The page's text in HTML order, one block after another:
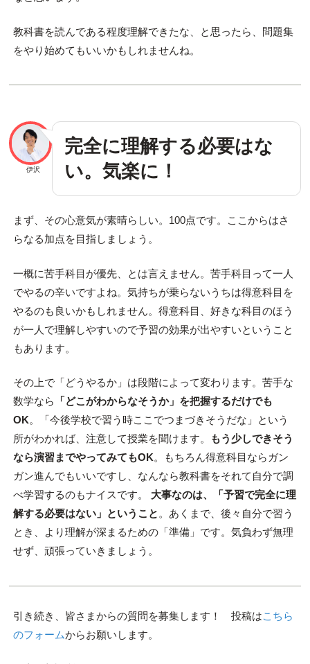
教科書を読んである程度理解できたな、と思ったら、問題集
をやり始めてもいいかもしれませんね。
伊沢
完全に理解する必要はな
い。気楽に！
まず、その心意気が素晴らしい。100点です。ここからはさ
らなる加点を目指しましょう。
一概に苦手科目が優先、とは言えません。苦手科目って一人
でやるの辛いですよね。気持ちが乗らないうちは得意科目を
やるのも良いかもしれません。得意科目、好きな科目のほう
が一人で理解しやすいので予習の効果が出やすいということ
もあります。
その上で「どうやるか」は段階によって変わります。苦手な
数学なら
「どこがわからなそうか」を把握するだけでも
OK。「今後学校で習う時ここでつまづきそうだな」という
所がわかれば、注意して授業を聞けます。
もう少しできそう
なら演習までやってみてもOK。もちろん得意科目ならガン
ガン進んでもいいですし、なんなら教科書をそれて自分で調
べ学習するのもナイスです。 大事なのは、「予習で完全に理
解する必要はない」ということ。あくまで、後々自分で習う
とき、より理解が深まるための「準備」です。気負わず無理
せず、頑張っていきましょう。
引き続き、皆さまからの質問を募集します！ 投稿はこちら
のフォームからお願いします。